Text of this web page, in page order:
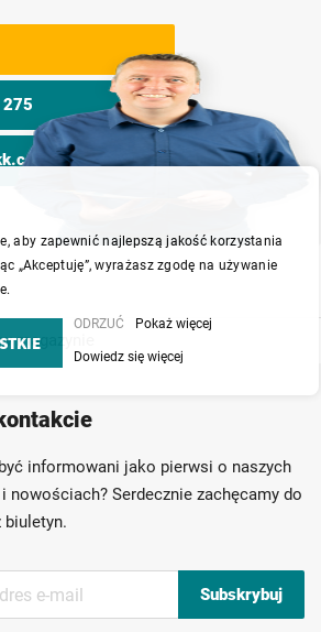
magazynie
Indywidualni doradcy
etykietowania
informowani jako pierwsi o naszych
nowościach? Serdecznie zachęcamy do
biuletyn.
Subskrybuj
aby zapewnić najlepszą jakość korzystania
„Akceptuję”, wyrażasz zgodę na używanie
ODRZUĆ Pokaż więcej
Dowiedz się więcej